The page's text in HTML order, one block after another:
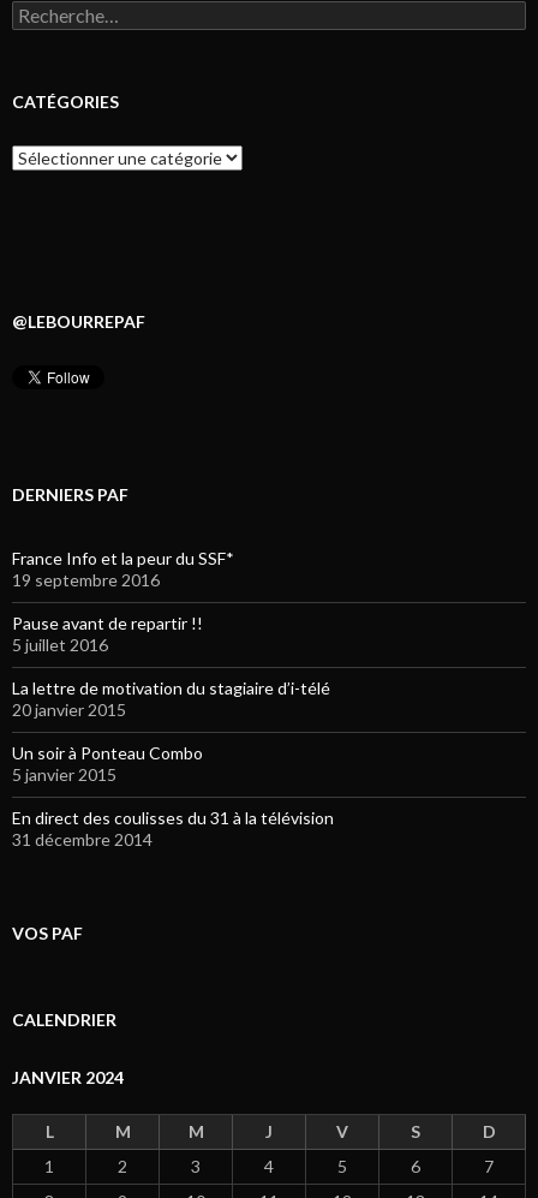
Rechercher :
CATÉGORIES
Catégories
@LEBOURREPAF
DERNIERS PAF
France Info et la peur du SSF*
19 septembre 2016
Pause avant de repartir !!
5 juillet 2016
La lettre de motivation du stagiaire d’i-télé
20 janvier 2015
Un soir à Ponteau Combo
5 janvier 2015
En direct des coulisses du 31 à la télévision
31 décembre 2014
VOS PAF
CALENDRIER
JANVIER 2024
L M M J V S
D
1
2 3 4 5 6
7